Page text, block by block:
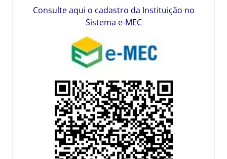
Consulte aqui o cadastro da Instituição no
Sistema e-MEC